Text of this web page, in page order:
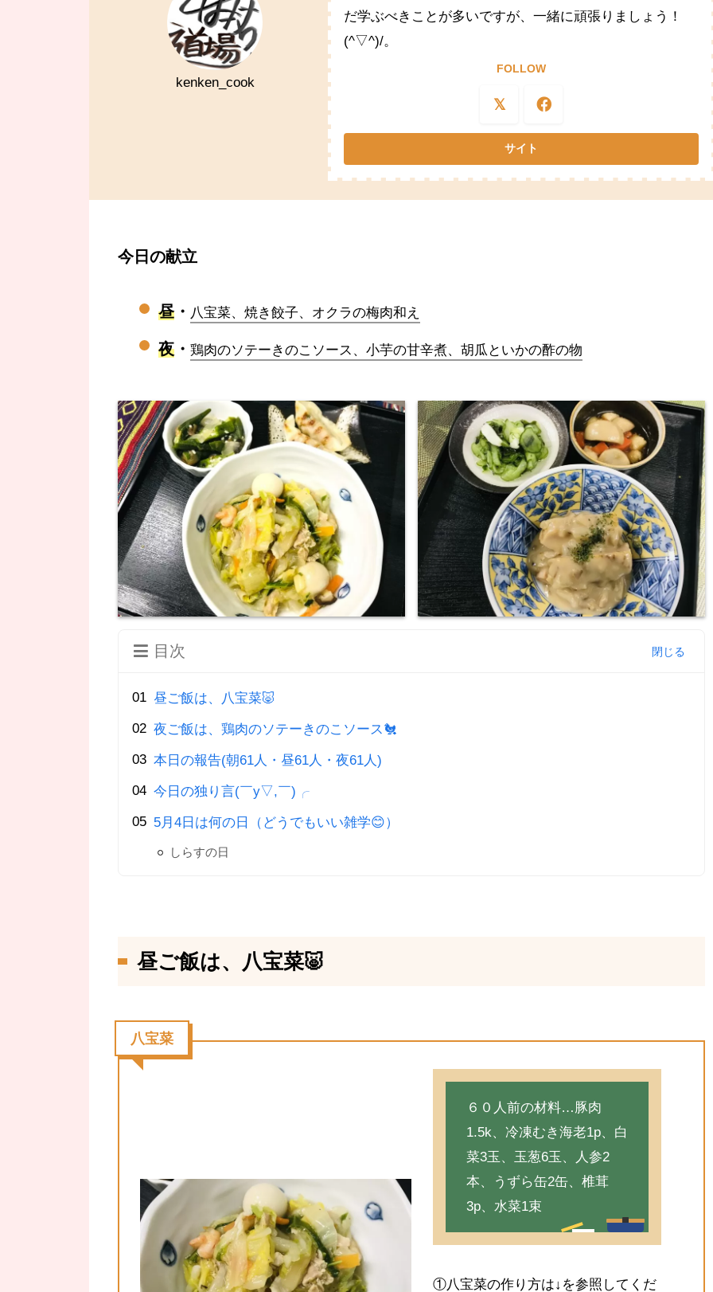
kenken_cook
だ学ぶべきことが多いですが、一緒に頑張りましょう！
(^▽^)/。
FOLLOW
今日の献立
昼・ 八宝菜、焼き餃子、オクラの梅肉和え
夜 ・ 鶏肉のソテーきのこソース、小芋の甘辛煮、胡瓜といかの酢の物
目次
昼ご飯は、八宝菜🐷
夜ご飯は、鶏肉のソテーきのこソース🐔
本日の報告(朝61人・昼61人・夜61人)
今日の独り言(￣y▽,￣)╭
5月4日は何の日（どうでもいい雑学😊）
しらすの日
昼ご飯は、八宝菜🐷
八宝菜
６０人前の材料…豚肉
1.5k、冷凍むき海老1p、白
菜3玉、玉葱6玉、人参2
本、うずら缶2缶、椎茸
3p、水菜1束
①八宝菜の作り方は↓を参照してくだ